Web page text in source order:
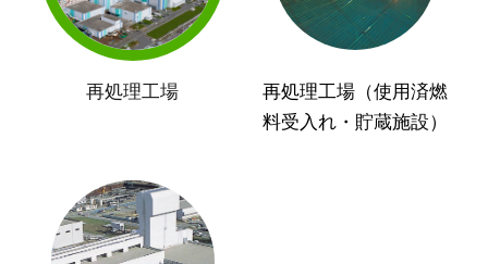
再処理工場
再処理工場（使用済燃
料受入れ・貯蔵施設）